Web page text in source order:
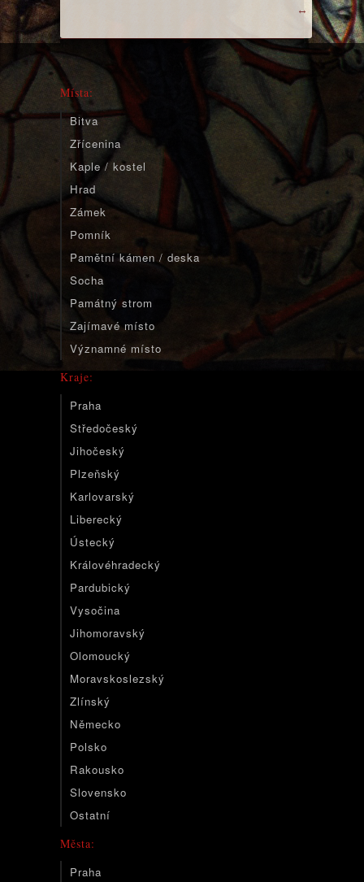
↔
Místa:
Bitva
Zřícenina
Kaple / kostel
Hrad
Zámek
Pomník
Pamětní kámen / deska
Socha
Památný strom
Zajímavé místo
Významné místo
Kraje:
Praha
Středočeský
Jihočeský
Plzeňský
Karlovarský
Liberecký
Ústecký
Královéhradecký
Pardubický
Vysočina
Jihomoravský
Olomoucký
Moravskoslezský
Zlínský
Německo
Polsko
Rakousko
Slovensko
Ostatní
Města:
Praha